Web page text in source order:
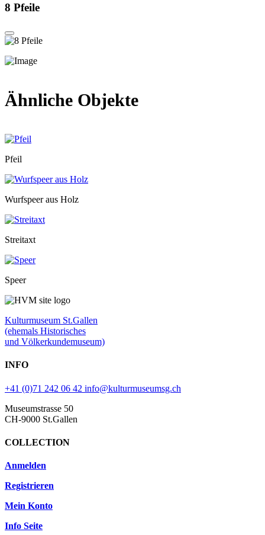
8 Pfeile
Ähnliche Objekte
Pfeil
Wurfspeer aus Holz
Streitaxt
Speer
Kulturmuseum St.Gallen
(ehemals Historisches
und Völkerkundemuseum)
INFO
+41 (0)71 242 06 42 info@kulturmuseumsg.ch
Museumstrasse 50
CH-9000 St.Gallen
COLLECTION
Anmelden
Registrieren
Mein Konto
Info Seite